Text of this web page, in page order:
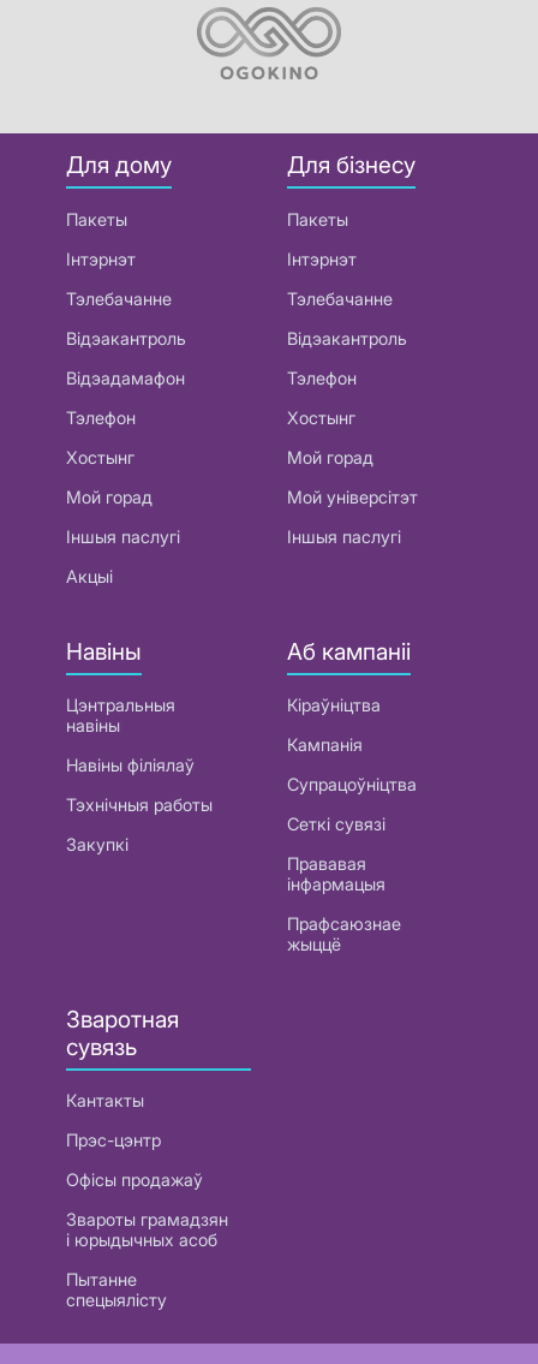
Для дому
Пакеты
Інтэрнэт
Тэлебачанне
Відэакантроль
Відэадамафон
Тэлефон
Хостынг
Мой горад
Іншыя паслугі
Акцыі
Для бізнесу
Пакеты
Інтэрнэт
Тэлебачанне
Відэакантроль
Тэлефон
Хостынг
Мой горад
Мой універсітэт
Іншыя паслугі
Навіны
Цэнтральныя
навіны
Навіны філіялаў
Тэхнічныя работы
Закупкі
Аб кампаніі
Кіраўніцтва
Кампанія
Супрацоўніцтва
Сеткі сувязі
Прававая
інфармацыя
Прафсаюзнае
жыццё
Зваротная
сувязь
Кантакты
Прэс-цэнтр
Офісы продажаў
Звароты грамадзян
і юрыдычных асоб
Пытанне
спецыялісту